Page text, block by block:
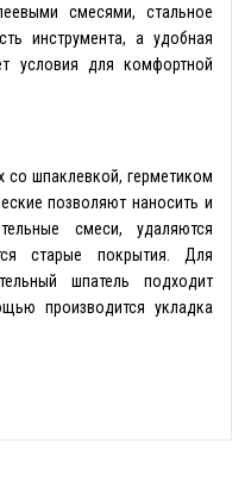
смесями, стальное
инструмента, а удобная
условия для комфортной
со шпаклевкой, герметиком
позволяют наносить и
смеси, удаляются
старые покрытия. Для
шпатель подходит
производится укладка